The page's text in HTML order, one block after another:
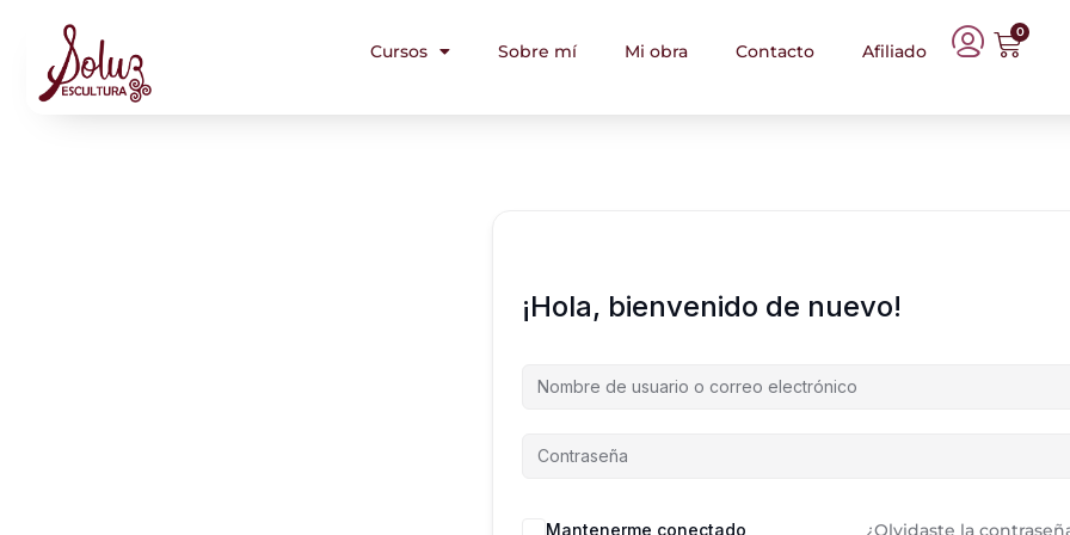
Cursos Sobre mí Mi obra Contacto Afiliado
0
¡Hola, bienvenido de nuevo!
Mantenerme conectado ¿Olvidaste la